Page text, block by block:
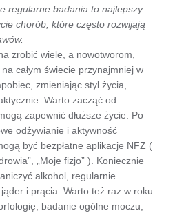
regularne badania to najlepszy
chorób, które często rozwijają
zrobić wiele, a nowotworom,
całym świecie przynajmniej w
zmieniając styl życia,
Warto zacząć od
zapewnić dłuższe życie. Po
odżywianie i aktywność
być bezpłatne aplikacje NFZ (
„Moje fizjo” ). Koniecznie
alkohol, regularnie
i prącia. Warto też raz w roku
badanie ogólne moczu,